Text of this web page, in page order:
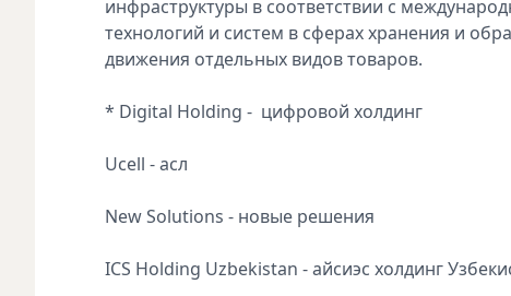
инфраструктуры в соответствии с
технологий и систем в сферах хранения и
движения отдельных видов товаров.
* Digital Holding - цифровой холдинг
Ucell - асл
New Solutions - новые решения
ICS Holding Uzbekistan - айсиэс холдинг